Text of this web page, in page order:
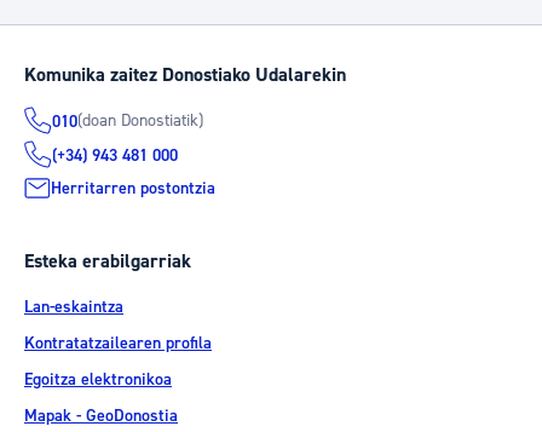
Komunika zaitez Donostiako Udalarekin
010(doan Donostiatik)
(+34) 943 481 000
Herritarren postontzia
Esteka erabilgarriak
Lan-eskaintza
Kontratatzailearen profila
Egoitza elektronikoa
Mapak - GeoDonostia